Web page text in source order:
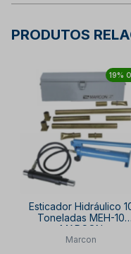
PRODUTOS
19%
Esticador Hidráulico
Toneladas MEH-10
MARCON
Marcon